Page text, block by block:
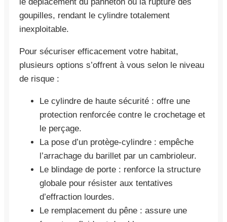
goupilles, rendant le cylindre totalement
inexploitable.
Pour sécuriser efficacement votre habitat,
plusieurs options s’offrent à vous selon le niveau
de risque :
Le cylindre de haute sécurité : offre une
protection renforcée contre le crochetage et
le perçage.
La pose d’un protège-cylindre : empêche
l’arrachage du barillet par un cambrioleur.
Le blindage de porte : renforce la structure
globale pour résister aux tentatives
d’effraction lourdes.
Le remplacement du pêne : assure une